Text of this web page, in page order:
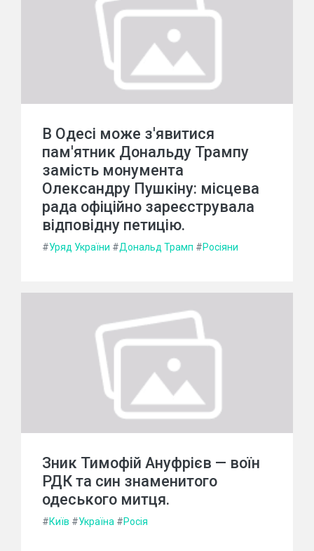
В Одесі може з'явитися
пам'ятник Дональду Трампу
замість монумента
Олександру Пушкіну: місцева
рада офіційно зареєструвала
відповідну петицію.
#Уряд України #Дональд Трамп #Росіяни
Зник Тимофій Ануфрієв — воїн
РДК та син знаменитого
одеського митця.
#Київ #Україна #Росія